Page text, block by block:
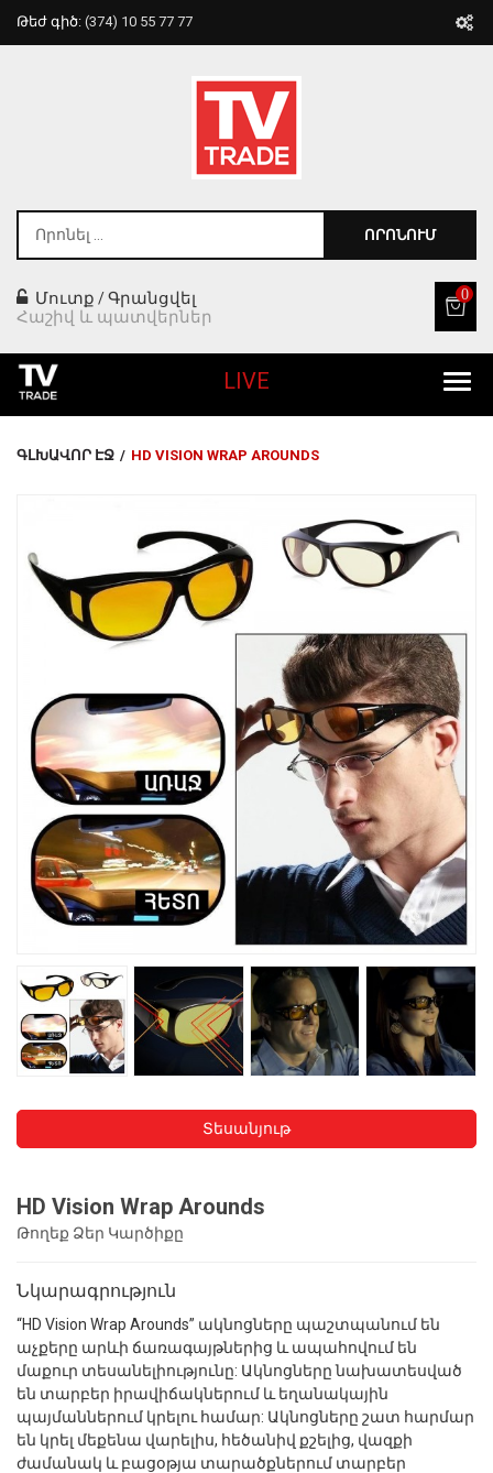
Թեժ գիծ: (374) 10 55 77 77
ՈՐՈՆՈՒՄ
Մուտք /Գրանցվել
Հաշիվ և պատվերներ
0
Խոհանոցային
Ֆիտնես
Գեղեցկություն ԵՒ Խնամք
Լավագույն Վաճառք
LIVE
ԳԼԽԱՎՈՐ ԷՋ / HD VISION WRAP AROUNDS
Տեսանյութ
HD Vision Wrap Arounds
Թողեք Ձեր Կարծիքը
Նկարագրություն
“HD Vision Wrap Arounds” ակնոցները պաշտպանում են
աչքերը արևի ճառագայթներից և ապահովում են
մաքուր տեսանելիությունը: Ակնոցները նախատեսված
են տարբեր իրավիճակներում և եղանակային
պայմաններում կրելու համար: Ակնոցները շատ հարմար
են կրել մեքենա վարելիս, հեծանիվ քշելից, վազքի
ժամանակ և բացօթյա տարածքներում տարբեր